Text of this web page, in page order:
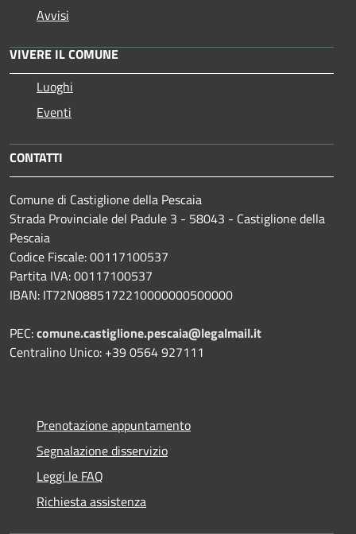
Avvisi
VIVERE IL COMUNE
Luoghi
Eventi
CONTATTI
Comune di Castiglione della Pescaia
Strada Provinciale del Padule 3 - 58043 - Castiglione della
Pescaia
Codice Fiscale: 00117100537
Partita IVA: 00117100537
IBAN: IT72N0885172210000000500000
PEC:comune.castiglione.pescaia@legalmail.it
Centralino Unico: +39 0564 927111
Prenotazione appuntamento
Segnalazione disservizio
Leggi le FAQ
Richiesta assistenza